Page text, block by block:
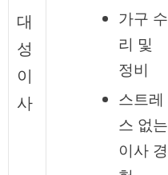
대
성
이
사
가구 수
리 및
정비
스트레
스 없는
이사 경